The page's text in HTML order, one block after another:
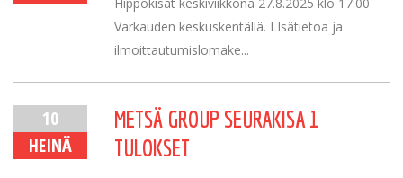
Varkauden keskuskentällä. LIsätietoa ja
ilmoittautumislomake...
10
HEINÄ
METSÄ GROUP SEURAKISA 1
TULOKSET